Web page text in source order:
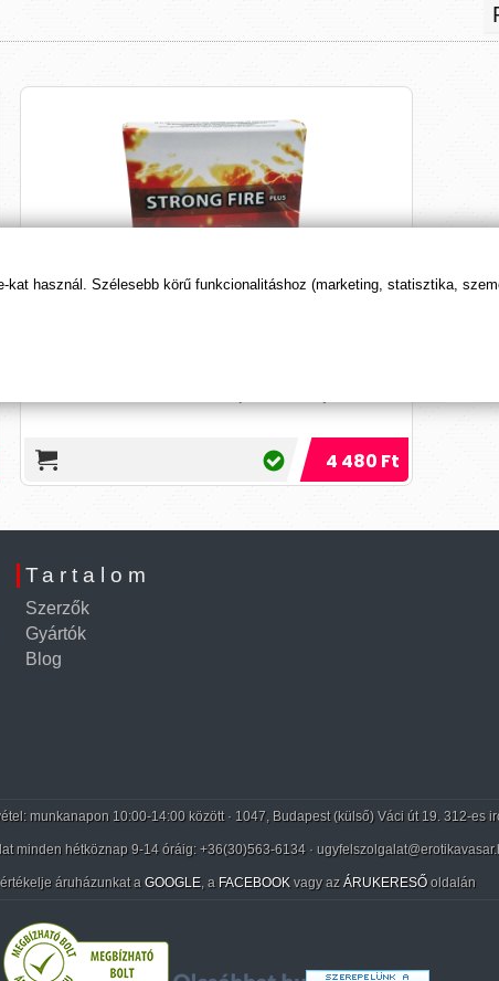
4 480 Ft
Tartalom
Szerzők
Gyártók
Blog
munkanapon 10:00-14:00 között · 1047, Budapest (külső) Váci út 19. 312-es
minden hétköznap 9-14 óráig: +36(30)563-6134 ·
áruházunkat a GOOGLE, a FACEBOOK vagy az ÁRUKERESŐ oldalán
használ. Szélesebb körű funkcionalitáshoz (marketing, statisztika,